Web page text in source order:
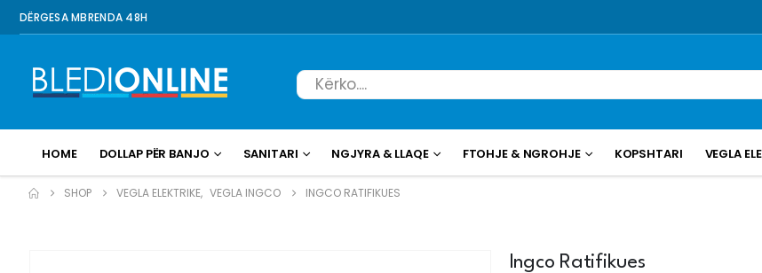
DËRGESA MBRENDA 48H
HOME DOLLAP PËR BANJO SANITARI NGJYRA & LLAQE FTOHJE & NGROHJE KOPSHTARI VEGLA
SHOP VEGLA ELEKTRIKE, VEGLA INGCO INGCO RATIFIKUES
Ingco Ratifikues